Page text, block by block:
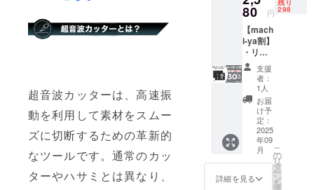
超音波カッターは、高速振
動を利用して素材をスムー
ズに切断するための革新的
なツールです。通常のカッ
ターやハサミとは異なり、
にて一
般販売
開始予
定で
す。
生する
可能性
があり
ます。
ご了承
頂いた
上でご
支援頂
けます
様お願
い致し
ます。
2025年
10月頃
ンライ
ます。
支援に
より量
産効率
が向上
した場
合、正
規販売
価格が
販売予
定価格
より下
がる可
能性も
ござい
ンはす
べて
税・送
料込み
の金額
になり
ます。
※ご注文
状況、
使用部
材の供
給状
況、製
造工程
上の都
合等に
80 円
残り
298
【mach
i-ya割】
・リ
ターン
内容：
A4カッ
ティン
グマッ
トロ
ボット
デザイ
ン ×１
セット
・一般
販売予
支援
者：
1人
お届
け予
定：
2025
年09
月
詳細を見る
こ
の
リ
タ
ー
ン
を